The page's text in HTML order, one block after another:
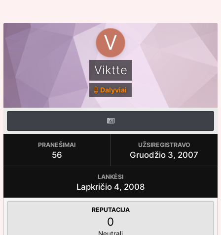
Viktte
Dalyviai
PRANEŠIMAI
56
UŽSIREGISTRAVO
Gruodžio 3, 2007
LANKĖSI
Lapkričio 4, 2008
REPUTACIJA
0